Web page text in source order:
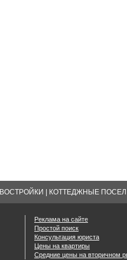
КОТТЕДЖНЫЕ
Реклама на сайте
Простой поиск
Консультация юриста
Цены на квартиры
Средние цены на вторичном